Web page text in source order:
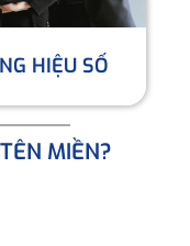
HIỆU SỐ
MIỀN?